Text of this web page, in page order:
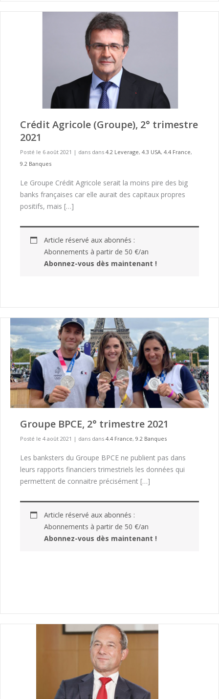
Crédit Agricole (Groupe), 2° trimestre
2021
Posté le 6 août 2021 | dans dans 4.2 Leverage, 4.3 USA, 4.4 France,
9.2 Banques
Le Groupe Crédit Agricole serait la moins pire des big
banks françaises car elle aurait des capitaux propres
positifs, mais […]
Article réservé aux abonnés :
Abonnements à partir de 50 €/an
Abonnez-vous dès maintenant !
Groupe BPCE, 2° trimestre 2021
Posté le 4 août 2021 | dans dans 4.4 France, 9.2 Banques
Les banksters du Groupe BPCE ne publient pas dans
leurs rapports financiers trimestriels les données qui
permettent de connaitre précisément […]
Article réservé aux abonnés :
Abonnements à partir de 50 €/an
Abonnez-vous dès maintenant !